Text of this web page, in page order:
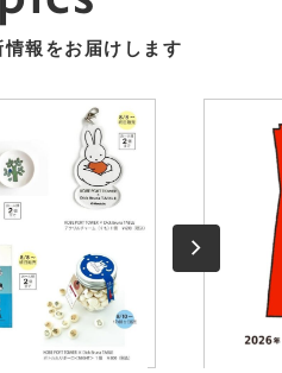
報をお届けします